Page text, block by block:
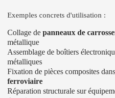
Exemples concrets d'utilisation :
Collage de panneaux de
métallique
Assemblage de boîtiers
métalliques
Fixation de pièces composites
ferroviaire
Réparation structurale sur